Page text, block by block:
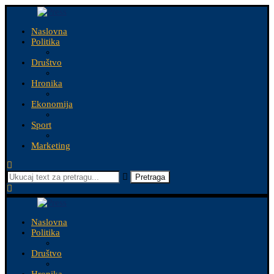
Naslovna
Politika
Društvo
Hronika
Ekonomija
Sport
Marketing
Pretraga
Naslovna
Politika
Društvo